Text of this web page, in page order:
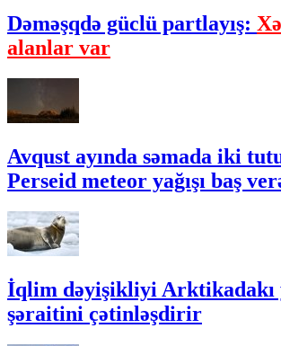
Dəməşqdə güclü partlayış:
alanlar var
Avqust ayında səmada iki
Perseid meteor yağışı baş
İqlim dəyişikliyi Arktikadakı
şəraitini çətinləşdirir